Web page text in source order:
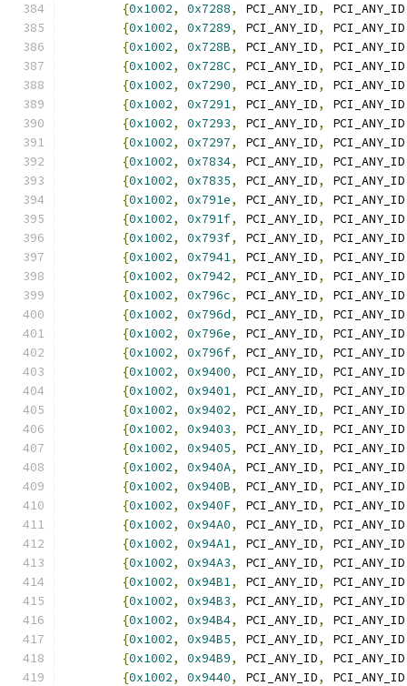
{0x1002, 0x7288, PCI_ANY_ID, PCI_ANY_ID
{0x1002, 0x7289, PCI_ANY_ID, PCI_ANY_ID
{0x1002, 0x728B, PCI_ANY_ID, PCI_ANY_ID
{0x1002, 0x728C, PCI_ANY_ID, PCI_ANY_ID
{0x1002, 0x7290, PCI_ANY_ID, PCI_ANY_ID
{0x1002, 0x7291, PCI_ANY_ID, PCI_ANY_ID
{0x1002, 0x7293, PCI_ANY_ID, PCI_ANY_ID
{0x1002, 0x7297, PCI_ANY_ID, PCI_ANY_ID
{0x1002, 0x7834, PCI_ANY_ID, PCI_ANY_ID
{0x1002, 0x7835, PCI_ANY_ID, PCI_ANY_ID
{0x1002, 0x791e, PCI_ANY_ID, PCI_ANY_ID
{0x1002, 0x791f, PCI_ANY_ID, PCI_ANY_ID
{0x1002, 0x793f, PCI_ANY_ID, PCI_ANY_ID
{0x1002, 0x7941, PCI_ANY_ID, PCI_ANY_ID
{0x1002, 0x7942, PCI_ANY_ID, PCI_ANY_ID
{0x1002, 0x796c, PCI_ANY_ID, PCI_ANY_ID
{0x1002, 0x796d, PCI_ANY_ID, PCI_ANY_ID
{0x1002, 0x796e, PCI_ANY_ID, PCI_ANY_ID
{0x1002, 0x796f, PCI_ANY_ID, PCI_ANY_ID
{0x1002, 0x9400, PCI_ANY_ID, PCI_ANY_ID
{0x1002, 0x9401, PCI_ANY_ID, PCI_ANY_ID
{0x1002, 0x9402, PCI_ANY_ID, PCI_ANY_ID
{0x1002, 0x9403, PCI_ANY_ID, PCI_ANY_ID
{0x1002, 0x9405, PCI_ANY_ID, PCI_ANY_ID
{0x1002, 0x940A, PCI_ANY_ID, PCI_ANY_ID
{0x1002, 0x940B, PCI_ANY_ID, PCI_ANY_ID
{0x1002, 0x940F, PCI_ANY_ID, PCI_ANY_ID
{0x1002, 0x94A0, PCI_ANY_ID, PCI_ANY_ID
{0x1002, 0x94A1, PCI_ANY_ID, PCI_ANY_ID
{0x1002, 0x94A3, PCI_ANY_ID, PCI_ANY_ID
{0x1002, 0x94B1, PCI_ANY_ID, PCI_ANY_ID
{0x1002, 0x94B3, PCI_ANY_ID, PCI_ANY_ID
{0x1002, 0x94B4, PCI_ANY_ID, PCI_ANY_ID
{0x1002, 0x94B5, PCI_ANY_ID, PCI_ANY_ID
{0x1002, 0x94B9, PCI_ANY_ID, PCI_ANY_ID
{0x1002, 0x9440, PCI_ANY_ID, PCI_ANY_ID